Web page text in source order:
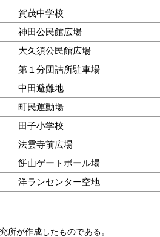
賀茂中学校
神田公民館広場
大久須公民館広場
第１分団詰所駐車場
中田避難地
町民運動場
田子小学校
法雲寺前広場
餅山ゲートボール場
洋ランセンター空地
所が作成したものである。